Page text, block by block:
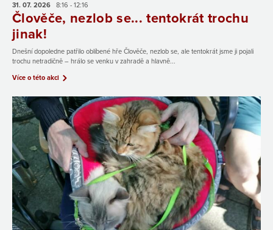
31. 07. 2026 8:16 - 12:16
Člověče, nezlob se... tentokrát trochu
jinak!
Dnešní dopoledne patřilo oblíbené hře Člověče, nezlob se, ale tentokrát jsme ji pojali
trochu netradičně – hrálo se venku v zahradě a hlavně...
Více o této akci